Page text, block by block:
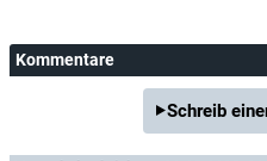
Kommentare
Schreib